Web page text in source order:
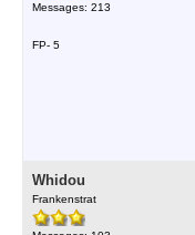
Messages: 213
FP- 5
Whidou
Frankenstrat